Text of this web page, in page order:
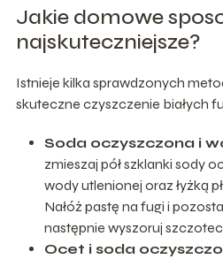
Jakie domowe
najskuteczniejsze?
Istnieje kilka sprawdzonych
skuteczne czyszczenie białych
Soda oczyszczona i
zmieszaj pół szklanki sody
wody utlenionej oraz łyżką
Nałóż pastę na fugi i
następnie wyszoruj
Ocet i soda